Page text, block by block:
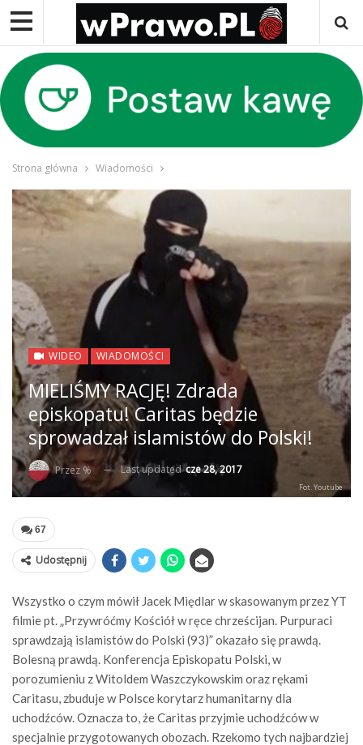
Strona główna Wiadomości
WIDEO WIADOMOŚCI
MIELIŚMY RACJĘ! Zdrada
episkopatu! Caritas będzie
sprowadzał islamistów do Polski!
Przez % Last updatedcze 28, 2017
Fot. Youtube
67
Udostępnij
Wszystko o czym mówił Jacek Międlar w skasowanym przez YT
filmie pt. „Przywróćmy Kościół w ręce chrześcijan. Purpuraci
sprawdzają islamistów do Polski (93)” okazało się prawdą.
Bolesną prawdą. Konferencja Episkopatu Polski, w
porozumieniu z Witoldem Waszczykowskim oraz rękami
Caritasu, zbuduje w Polsce korytarz humanitarny dla
uchodźców. Oznacza to, że Caritas przyjmie uchodźców w
specjalnie przygotowanych obozach. Rzekomo tych najbardziej